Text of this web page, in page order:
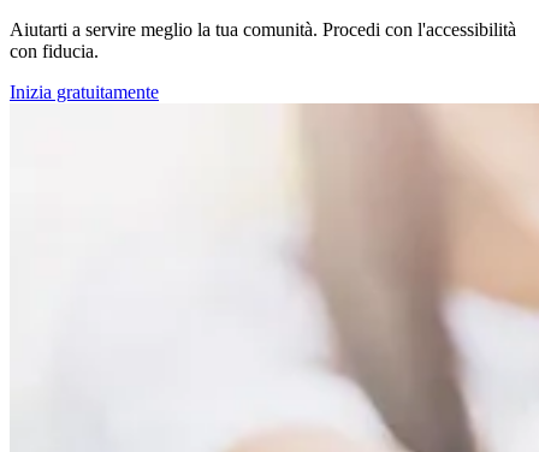
Aiutarti a servire meglio la tua comunità. Procedi con l'accessibilità
con fiducia.
Inizia gratuitamente